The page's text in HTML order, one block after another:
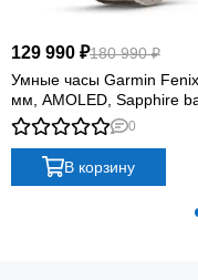
129 990 ₽180 990 ₽
Умные часы Garmin
мм, AMOLED, Sapphire
Titanium, graphite with
band plus graphite silicone
0
В корзину